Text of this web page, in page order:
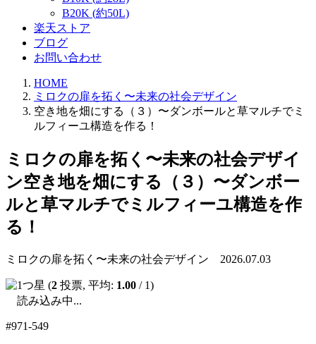
B20K (約50L)
楽天ストア
ブログ
お問い合わせ
HOME
ミロクの扉を拓く〜未来の社会デザイン
空き地を畑にする（３）〜ダンボールと草マルチでミ
ルフィーユ構造を作る！
ミロクの扉を拓く〜未来の社会デザイ
ン空き地を畑にする（３）〜ダンボー
ルと草マルチでミルフィーユ構造を作
る！
ミロクの扉を拓く〜未来の社会デザイン 2026.07.03
(2 投票, 平均: 1.00 / 1)
読み込み中...
#971-549